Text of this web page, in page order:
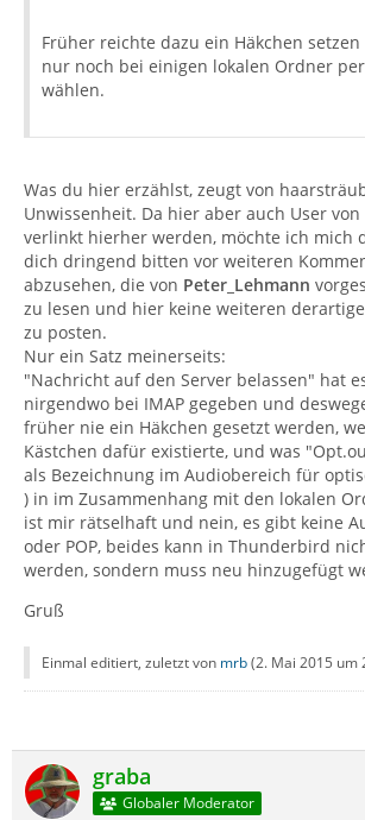
Früher reichte dazu ein Häkchen
nur noch bei einigen lokalen Ordner
wählen.
Was du hier erzählst, zeugt von
Unwissenheit. Da hier aber auch User von
verlinkt hierher werden, möchte ich mich
dich dringend bitten vor weiteren
abzusehen, die von Peter_Lehmann
zu lesen und hier keine weiteren
zu posten.
Nur ein Satz meinerseits:
"Nachricht auf den Server belassen" hat
nirgendwo bei IMAP gegeben und
früher nie ein Häkchen gesetzt werden,
Kästchen dafür existierte, und was
als Bezeichnung im Audiobereich für
) in im Zusammenhang mit den lokalen
ist mir rätselhaft und nein, es gibt keine
oder POP, beides kann in Thunderbird
werden, sondern muss neu hinzugefügt
Gruß
Einmal editiert, zuletzt von mrb(2. Mai 2015 um
graba
Globaler Moderator